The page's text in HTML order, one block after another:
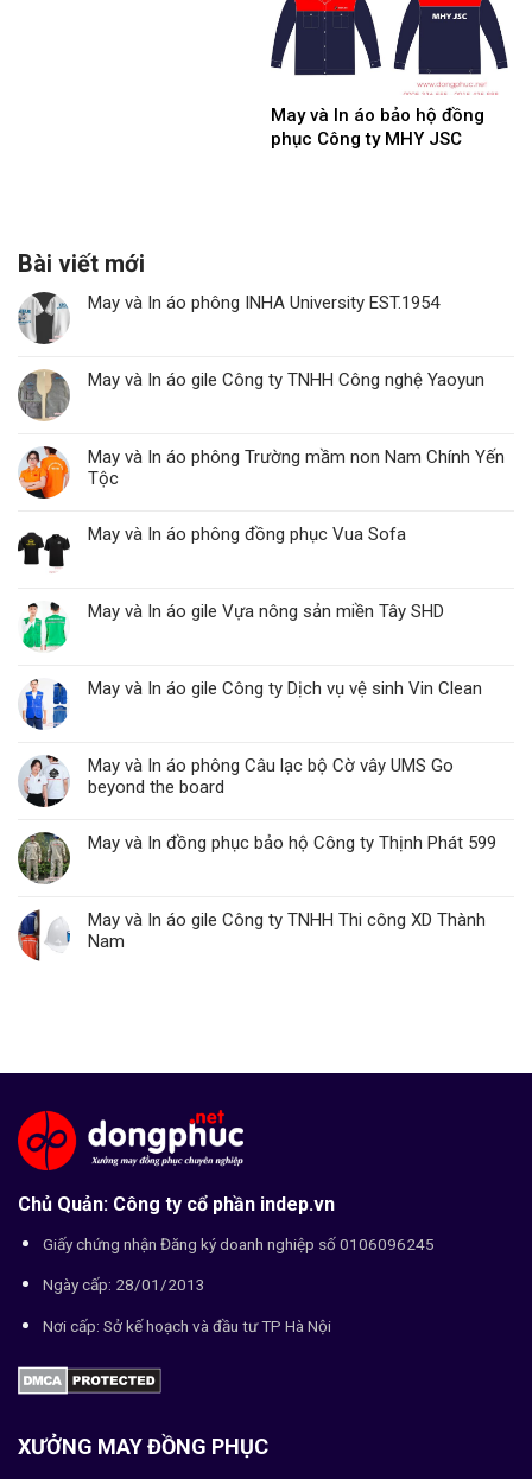
May và In áo bảo hộ đồng
phục Công ty MHY JSC
Bài viết mới
May và In áo phông INHA University EST.1954
May và In áo gile Công ty TNHH Công nghệ Yaoyun
May và In áo phông Trường mầm non Nam Chính Yến
Tộc
May và In áo phông đồng phục Vua Sofa
May và In áo gile Vựa nông sản miền Tây SHD
May và In áo gile Công ty Dịch vụ vệ sinh Vin Clean
May và In áo phông Câu lạc bộ Cờ vây UMS Go
beyond the board
May và In đồng phục bảo hộ Công ty Thịnh Phát 599
May và In áo gile Công ty TNHH Thi công XD Thành
Nam
Chủ Quản: Công ty cổ phần indep.vn
Giấy chứng nhận Đăng ký doanh nghiệp số 0106096245
Ngày cấp: 28/01/2013
Nơi cấp: Sở kế hoạch và đầu tư TP Hà Nội
XƯỞNG MAY ĐỒNG PHỤC